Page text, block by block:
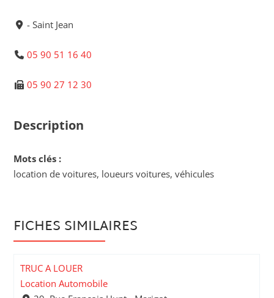
- Saint Jean
05 90 51 16 40
05 90 27 12 30
Description
Mots clés :
location de voitures, loueurs voitures, véhicules
FICHES SIMILAIRES
TRUC A LOUER
Location Automobile